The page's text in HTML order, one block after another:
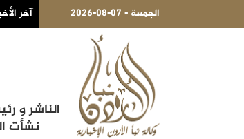
2026-08-07 - الجمعة آخر لتقييد حق اكتساب الجنسية الأميركية بالولادة
الناشر و
نشأت